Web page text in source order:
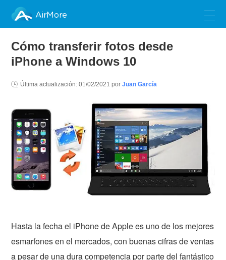
AirMore
Cómo transferir fotos desde
iPhone a Windows 10
Última actualización:01/02/2021 porJuan García
Hasta la fecha el iPhone de Apple es uno de los mejores
esmarfones en el mercados, con buenas cifras de ventas
a pesar de una dura competencia por parte del fantástico